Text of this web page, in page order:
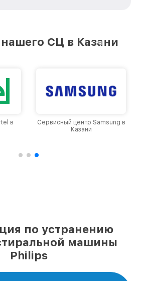
повышая уровень доверия
СЦ в Казани
в
Сервисный центр Samsung в
Казани
по устранению
машины
Philips